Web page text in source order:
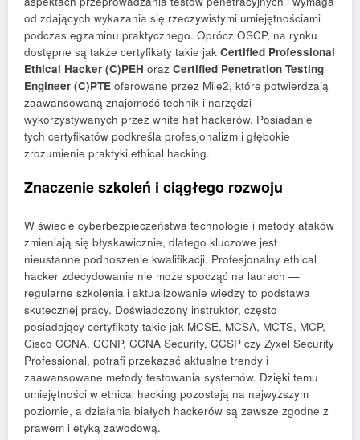
od zdających wykazania się rzeczywistymi umiejętnościami
podczas egzaminu praktycznego. Oprócz OSCP, na rynku
dostępne są także certyfikaty takie jak Certified Professional
Ethical Hacker (C)PEH oraz Certified Penetration Testing
Engineer (C)PTE oferowane przez Mile2, które potwierdzają
zaawansowaną znajomość technik i narzędzi
wykorzystywanych przez white hat hackerów. Posiadanie
tych certyfikatów podkreśla profesjonalizm i głębokie
zrozumienie praktyki ethical hacking.
Znaczenie szkoleń i ciągłego rozwoju
W świecie cyberbezpieczeństwa technologie i metody ataków
zmieniają się błyskawicznie, dlatego kluczowe jest
nieustanne podnoszenie kwalifikacji. Profesjonalny ethical
hacker zdecydowanie nie może spocząć na laurach —
regularne szkolenia i aktualizowanie wiedzy to podstawa
skutecznej pracy. Doświadczony instruktor, często
posiadający certyfikaty takie jak MCSE, MCSA, MCTS, MCP,
Cisco CCNA, CCNP, CCNA Security, CCSP czy Zyxel Security
Professional, potrafi przekazać aktualne trendy i
zaawansowane metody testowania systemów. Dzięki temu
umiejętności w ethical hacking pozostają na najwyższym
poziomie, a działania białych hackerów są zawsze zgodne z
prawem i etyką zawodową.